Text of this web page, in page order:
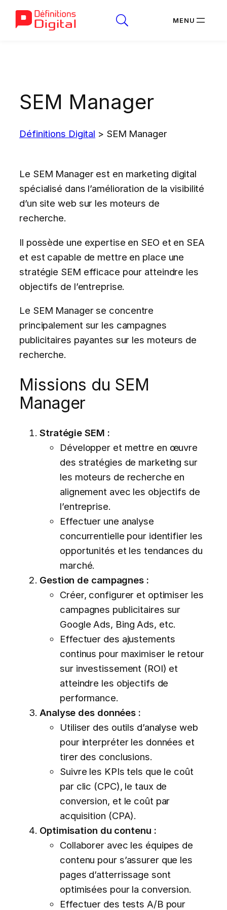
SEM Manager
Définitions Digital > SEM Manager
Le SEM Manager est en marketing digital
spécialisé dans l’amélioration de la visibilité
d’un site web sur les moteurs de
recherche.
Il possède une expertise en SEO et en SEA
et est capable de mettre en place une
stratégie SEM efficace pour atteindre les
objectifs de l’entreprise.
Le SEM Manager se concentre
principalement sur les campagnes
publicitaires payantes sur les moteurs de
recherche.
Missions du SEM
Manager
Stratégie SEM :
Développer et mettre en œuvre
des stratégies de marketing sur
les moteurs de recherche en
alignement avec les objectifs de
l’entreprise.
Effectuer une analyse
concurrentielle pour identifier les
opportunités et les tendances du
marché.
Gestion de campagnes :
Créer, configurer et optimiser les
campagnes publicitaires sur
Google Ads, Bing Ads, etc.
Effectuer des ajustements
continus pour maximiser le retour
sur investissement (ROI) et
atteindre les objectifs de
performance.
Analyse des données :
Utiliser des outils d’analyse web
pour interpréter les données et
tirer des conclusions.
Suivre les KPIs tels que le coût
par clic (CPC), le taux de
conversion, et le coût par
acquisition (CPA).
Optimisation du contenu :
Collaborer avec les équipes de
contenu pour s’assurer que les
pages d’atterrissage sont
optimisées pour la conversion.
Effectuer des tests A/B pour